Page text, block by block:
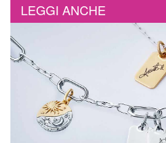
LEGGI ANCHE